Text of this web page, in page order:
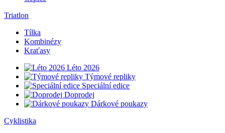
Triatlon
Tílka
Kombinézy
Kraťasy
Léto 2026
Týmové repliky
Speciální edice
Doprodej
Dárkové poukazy
Cyklistika